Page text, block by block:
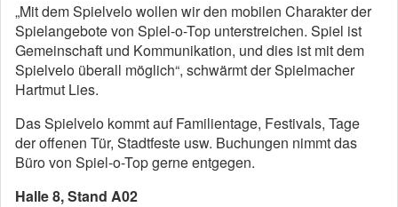
„Mit dem Spielvelo wollen wir den mobilen Charakter der
Spielangebote von Spiel-o-Top unterstreichen. Spiel ist
Gemeinschaft und Kommunikation, und dies ist mit dem
Spielvelo überall möglich“, schwärmt der Spielmacher
Hartmut Lies.
Das Spielvelo kommt auf Familientage, Festivals, Tage
der offenen Tür, Stadtfeste usw. Buchungen nimmt das
Büro von Spiel-o-Top gerne entgegen.
Halle 8, Stand A02